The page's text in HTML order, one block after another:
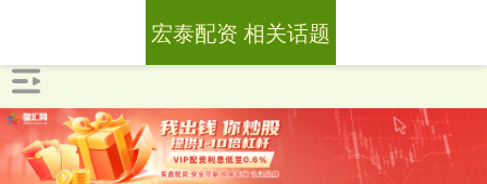
宏泰配资 相关话题